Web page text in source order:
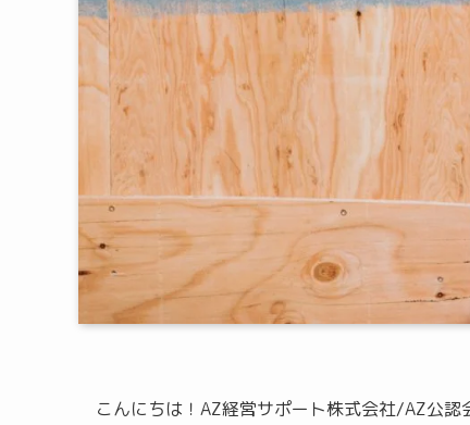
こんにちは！AZ経営サポート株式会社/AZ公認